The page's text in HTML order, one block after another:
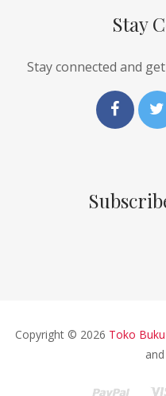
Stay
Stay connected and
Copyright © 2026 Toko
and